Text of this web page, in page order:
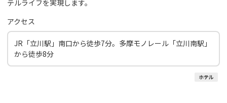
テルライフを実現します。
アクセス
JR「立川駅」南口から徒歩7分。多摩モノレール「立川南駅」
から徒歩8分
ホテル